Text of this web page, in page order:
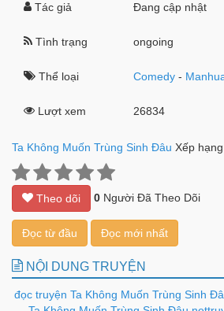
Tác giả Đang cập nhật
Tình trạng ongoing
Thể loại Comedy -
Lượt xem 26834
Ta Không Muốn Trùng Sinh Đâu Xếp
Theo dõi 0 Người Đã Theo Dõi
Đọc từ đầu Đọc mới nhất
NỘI DUNG TRUYỆN
đọc truyện Ta Không Muốn Trùng Sinh